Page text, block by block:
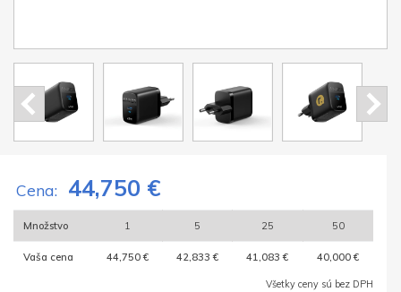
Cena: 44,750 €
Množstvo 1 5 25 50
Vaša cena 44,750 € 42,833 € 41,083 € 40,000 €
Všetky ceny sú bez DPH